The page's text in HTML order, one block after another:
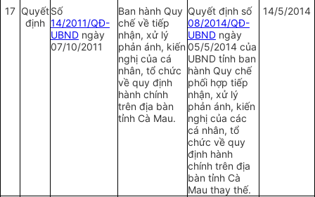
17 Quyết
định
Số
14/2011/QĐ-
UBND ngày
07/10/2011
Ban hành Quy
chế về tiếp
nhận, xử lý
phản ánh, kiến
nghị của cá
nhân, tổ chức
về quy định
hành chính
trên địa bàn
tỉnh Cà Mau.
Quyết định số
08/2014/QĐ-
UBND ngày
05/5/2014 của
UBND tỉnh ban
hành Quy chế
phối hợp tiếp
nhận, xử lý
phản ánh, kiến
nghị của các
cá nhân, tổ
chức về quy
định hành
chính trên địa
bàn tỉnh Cà
Mau thay thế.
14/5/2014